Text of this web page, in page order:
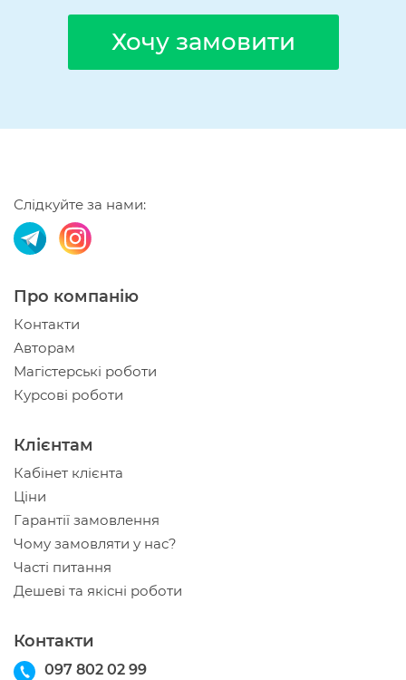
Хочу замовити
Слідкуйте за нами:
Про компанію
Контакти
Авторам
Магістерські роботи
Курсові роботи
Клієнтам
Кабінет клієнта
Ціни
Гарантії замовлення
Чому замовляти у нас?
Часті питання
Дешеві та якісні роботи
Контакти
097 802 02 99